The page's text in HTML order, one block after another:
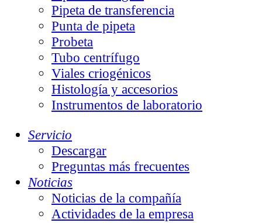
Pipeta de transferencia
Punta de pipeta
Probeta
Tubo centrífugo
Viales criogénicos
Histología y accesorios
Instrumentos de laboratorio
Servicio
Descargar
Preguntas más frecuentes
Noticias
Noticias de la compañía
Actividades de la empresa